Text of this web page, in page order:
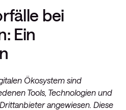
bei
Ein
Ökosystem sind
Tools, Technologien und
angewiesen. Diese